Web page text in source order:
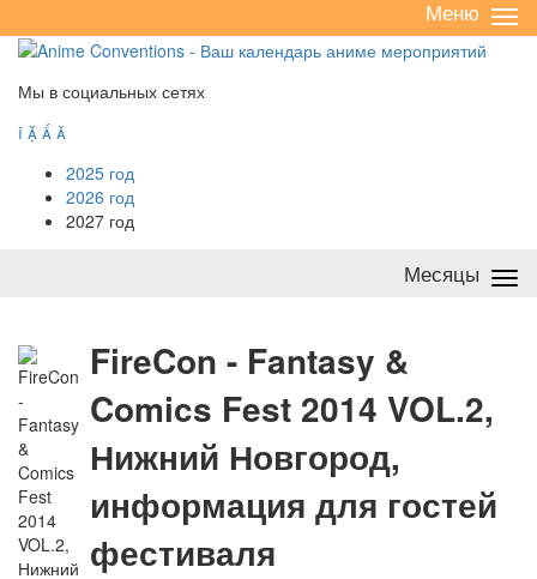
/
Меню
Мы в социальных сетях
   
2025 год
2026 год
2027 год
Месяцы
FireCon - Fantasy &
Comics Fest 2014 VOL.2,
Нижний Новгород,
информация для гостей
фестиваля